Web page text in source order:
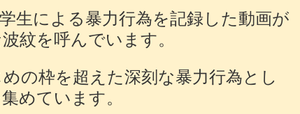
生による暴力行為を記録した動画が
紋を呼んでいます。
の枠を超えた深刻な暴力行為とし
めています。